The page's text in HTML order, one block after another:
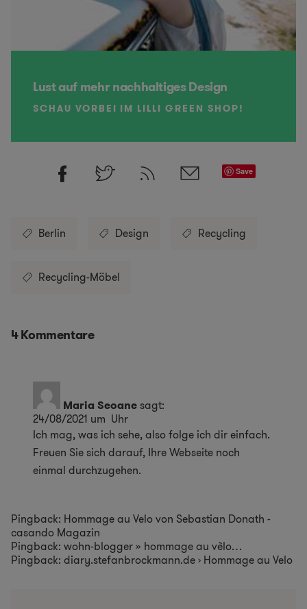
Lust auf mehr nachhaltiges Design
SCHAU VORBEI IM LILLI GREEN SHOP!
Save
Berlin Design Recycling
Recycling-Möbel
4 Kommentare
Maria Seoanesagt:
24/08/2021 um Uhr
Ich mag, was ich sehe, also folge ich dir einfach.
Freuen Sie sich darauf, Ihre Webseite noch
einmal durchzugehen.
Pingback: Hommage au Velo von Sebastian Donath -
casando Magazin
Pingback: wohn-blogger » hommage au vèlo…
Pingback: diary.stefanbrockmann.de › Hommage au Velo